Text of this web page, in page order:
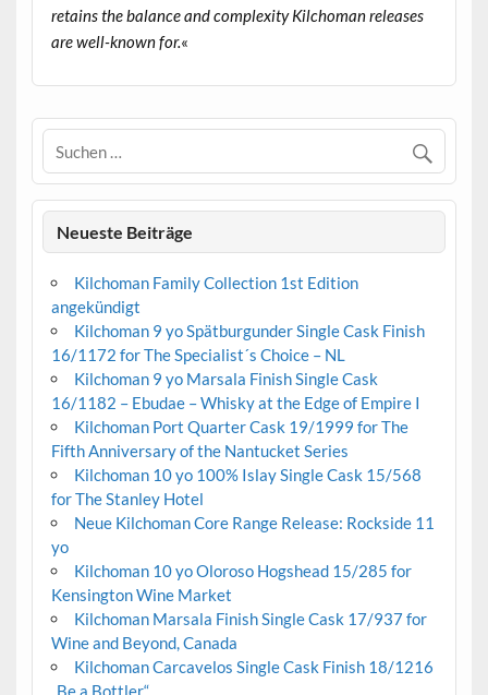
retains the balance and complexity Kilchoman releases
are well-known for.«
Neueste Beiträge
Kilchoman Family Collection 1st Edition
angekündigt
Kilchoman 9 yo Spätburgunder Single Cask Finish
16/1172 for The Specialist´s Choice – NL
Kilchoman 9 yo Marsala Finish Single Cask
16/1182 – Ebudae – Whisky at the Edge of Empire I
Kilchoman Port Quarter Cask 19/1999 for The
Fifth Anniversary of the Nantucket Series
Kilchoman 10 yo 100% Islay Single Cask 15/568
for The Stanley Hotel
Neue Kilchoman Core Range Release: Rockside 11
yo
Kilchoman 10 yo Oloroso Hogshead 15/285 for
Kensington Wine Market
Kilchoman Marsala Finish Single Cask 17/937 for
Wine and Beyond, Canada
Kilchoman Carcavelos Single Cask Finish 18/1216
„Be a Bottler“